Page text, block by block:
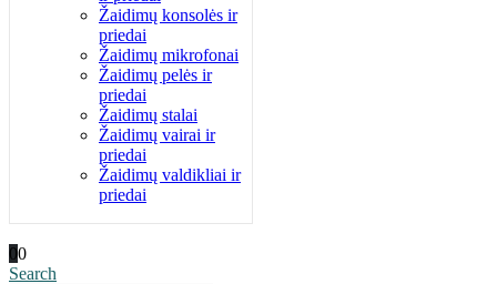
Žaidimų konsolės ir
priedai
Žaidimų mikrofonai
Žaidimų pelės ir
priedai
Žaidimų stalai
Žaidimų vairai ir
priedai
Žaidimų valdikliai ir
priedai
00
Search